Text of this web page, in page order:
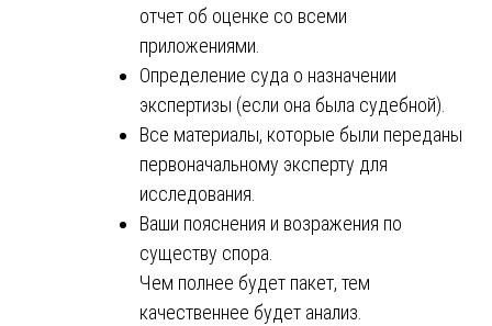
отчет об оценке со всеми
приложениями.
Определение суда о назначении
экспертизы (если она была судебной).
Все материалы, которые были переданы
первоначальному эксперту для
исследования.
Ваши пояснения и возражения по
существу спора.
Чем полнее будет пакет, тем
качественнее будет анализ.